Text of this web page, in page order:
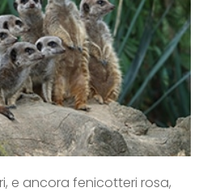
e ancora fenicotteri rosa,